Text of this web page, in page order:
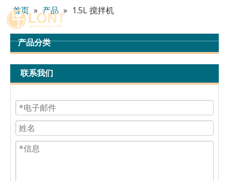
English
العربية
Español
Português
首页 » 产品 » 1.5L 搅拌机
产品分类
联系我们